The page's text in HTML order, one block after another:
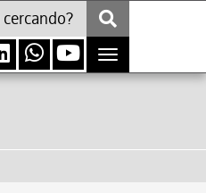
Toggle
navigation